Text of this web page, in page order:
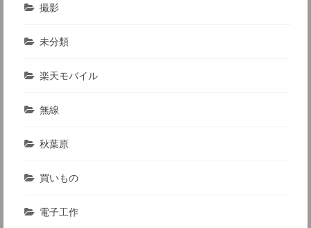
撮影
未分類
楽天モバイル
無線
秋葉原
買いもの
電子工作